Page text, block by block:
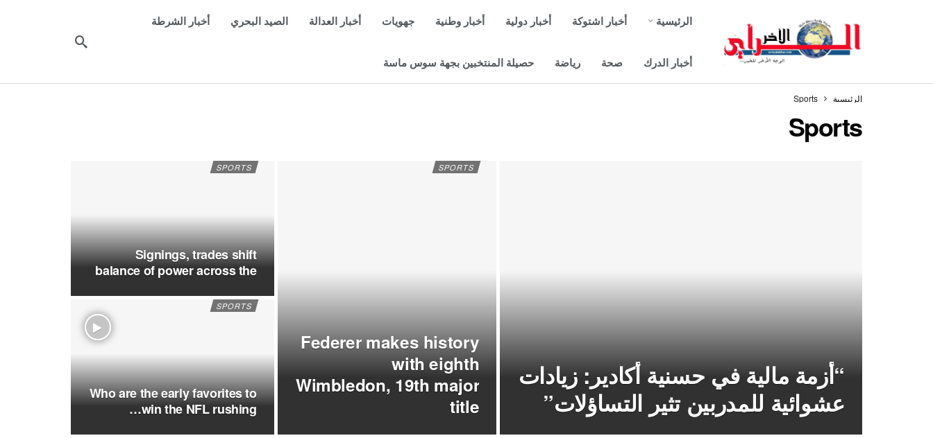
الرئيسية أخبار اشتوكة أخبار دولية أخبار وطنية جهويات أخبار العدالة الصيد البحري أخبار الشرطة
أخبار الدرك صحة رياضة حصيلة المنتخبين بجهة سوس ماسة
الرئيسية Sports
Sports
“أزمة مالية في حسنية أكادير: زيادات
عشوائية للمدربين تثير التساؤلات”
SPORTS
Federer makes history
with eighth
Wimbledon, 19th major
title
SPORTS
Signings, trades shift
balance of power across the
SPORTS
Who are the early favorites to
win the NFL rushing…